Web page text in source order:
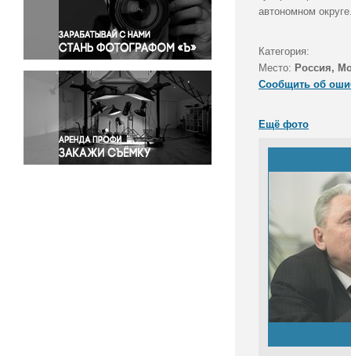
Правосудие
Происшествия и конфликты
Религия
Светская жизнь
Спорт
Экология
Экономика и бизнес
автономном
Категория:
Место: Россия,
Сообщить об
Ещё фото